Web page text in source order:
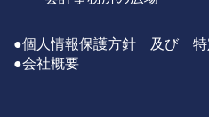
●個人情報保護方針 及び 特
●会社概要